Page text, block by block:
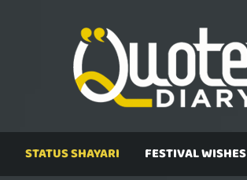
STATUS SHAYARI FESTIVAL WISHES